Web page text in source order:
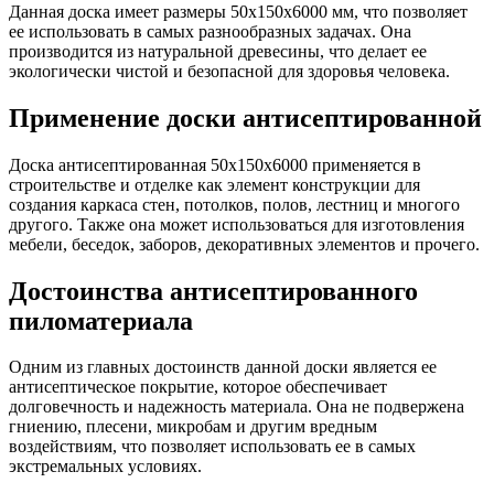
Данная доска имеет размеры 50х150х6000 мм, что позволяет
ее использовать в самых разнообразных задачах. Она
производится из натуральной древесины, что делает ее
экологически чистой и безопасной для здоровья человека.
Применение доски антисептированной
Доска антисептированная 50х150х6000 применяется в
строительстве и отделке как элемент конструкции для
создания каркаса стен, потолков, полов, лестниц и многого
другого. Также она может использоваться для изготовления
мебели, беседок, заборов, декоративных элементов и прочего.
Достоинства антисептированного
пиломатериала
Одним из главных достоинств данной доски является ее
антисептическое покрытие, которое обеспечивает
долговечность и надежность материала. Она не подвержена
гниению, плесени, микробам и другим вредным
воздействиям, что позволяет использовать ее в самых
экстремальных условиях.